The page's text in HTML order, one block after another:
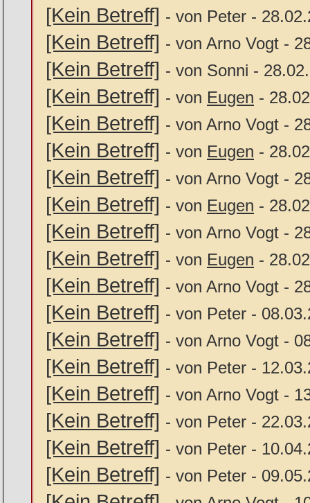
[Kein Betreff] - von Peter -
[Kein Betreff] - von Arno Vogt -
[Kein Betreff] - von Sonni -
[Kein Betreff] - von Eugen -
[Kein Betreff] - von Arno Vogt -
[Kein Betreff] - von Eugen -
[Kein Betreff] - von Arno Vogt -
[Kein Betreff] - von Eugen -
[Kein Betreff] - von Arno Vogt -
[Kein Betreff] - von Eugen -
[Kein Betreff] - von Arno Vogt -
[Kein Betreff] - von Peter -
[Kein Betreff] - von Arno Vogt -
[Kein Betreff] - von Peter -
[Kein Betreff] - von Arno Vogt -
[Kein Betreff] - von Peter -
[Kein Betreff] - von Peter -
[Kein Betreff] - von Peter -